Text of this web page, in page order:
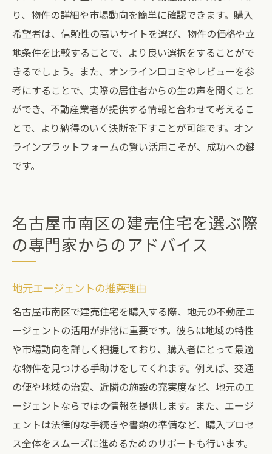
り、物件の詳細や市場動向を簡単に確認できます。購入
希望者は、信頼性の高いサイトを選び、物件の価格や立
地条件を比較することで、より良い選択をすることがで
きるでしょう。また、オンライン口コミやレビューを参
考にすることで、実際の居住者からの生の声を聞くこと
ができ、不動産業者が提供する情報と合わせて考えるこ
とで、より納得のいく決断を下すことが可能です。オン
ラインプラットフォームの賢い活用こそが、成功への鍵
です。
名古屋市南区の建売住宅を選ぶ際
の専門家からのアドバイス
地元エージェントの推薦理由
名古屋市南区で建売住宅を購入する際、地元の不動産エ
ージェントの活用が非常に重要です。彼らは地域の特性
や市場動向を詳しく把握しており、購入者にとって最適
な物件を見つける手助けをしてくれます。例えば、交通
の便や地域の治安、近隣の施設の充実度など、地元のエ
ージェントならではの情報を提供します。また、エージ
ェントは法律的な手続きや書類の準備など、購入プロセ
ス全体をスムーズに進めるためのサポートも行います。